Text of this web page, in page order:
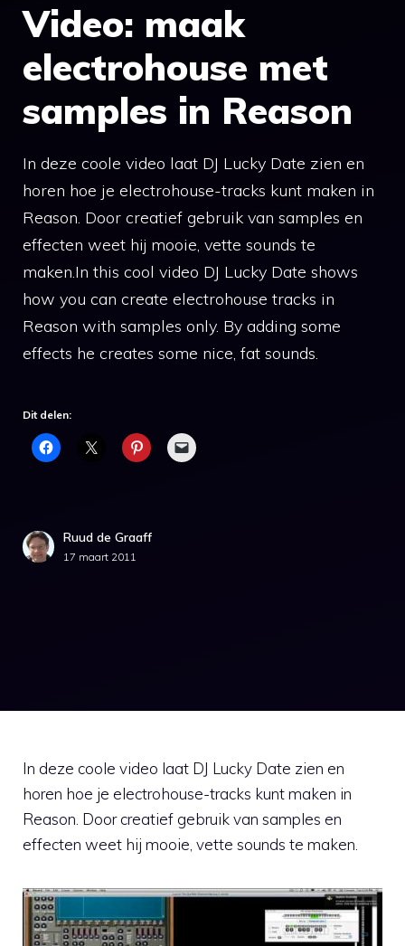
Video: maak
electrohouse met
samples in Reason
In deze coole video laat DJ Lucky Date zien en
horen hoe je electrohouse-tracks kunt maken in
Reason. Door creatief gebruik van samples en
effecten weet hij mooie, vette sounds te
maken.In this cool video DJ Lucky Date shows
how you can create electrohouse tracks in
Reason with samples only. By adding some
effects he creates some nice, fat sounds.
Dit delen:
Ruud de Graaff
17 maart 2011
In deze coole video laat DJ Lucky Date zien en
horen hoe je electrohouse-tracks kunt maken in
Reason. Door creatief gebruik van samples en
effecten weet hij mooie, vette sounds te maken.